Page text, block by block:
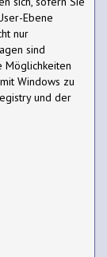
Ebene
nur
sind
Möglichkeiten
Windows zu
und der